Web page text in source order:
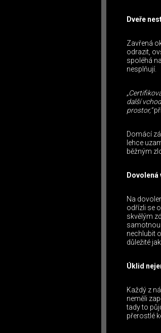
Dveře
Zavřená
odrazit,
spoléhá
nesplňují.
další
prostor,“
Domácí
lehce
běžným
Na
odřízli se
skvělým
samotnou
nechlubit
důležité
Úklid
Každý z
neměli
tady to
přerostlé